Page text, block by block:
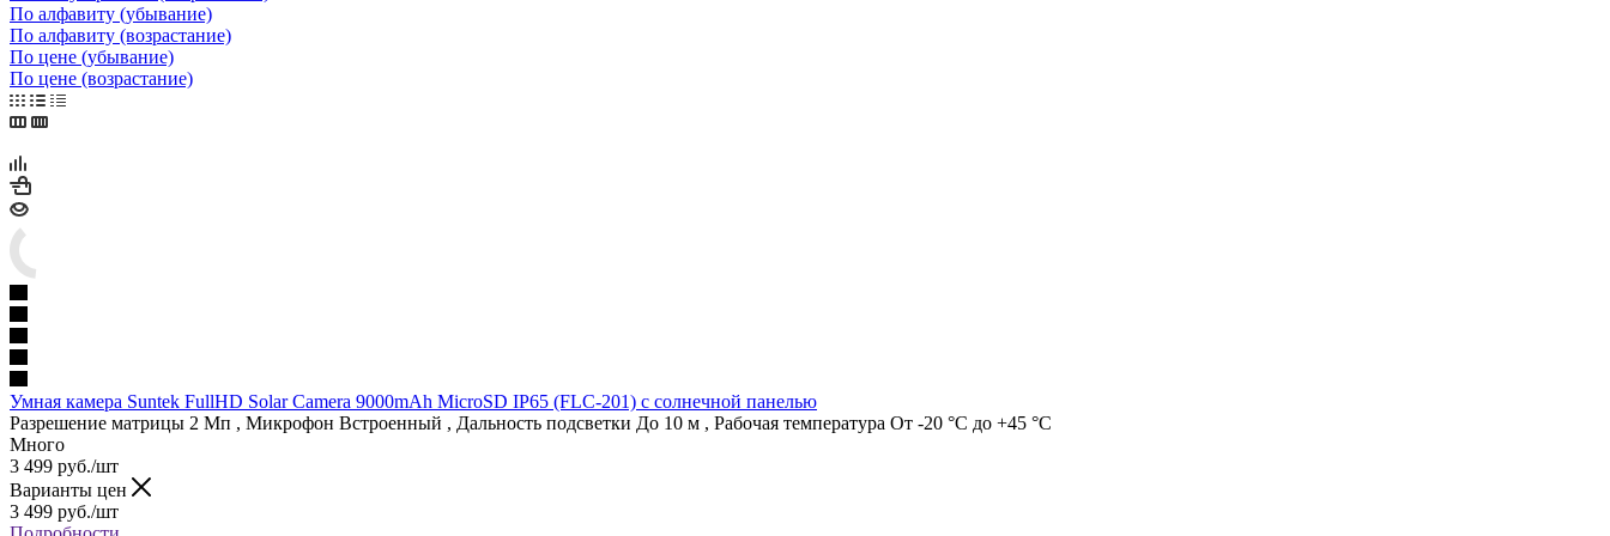
По алфавиту (убывание)
По алфавиту (возрастание)
По цене (убывание)
По цене (возрастание)
Умная камера Suntek FullHD Solar Camera 9000mAh MicroSD IP65 (FLC-201) с солнечной панелью
Разрешение матрицы 2 Мп , Микрофон Встроенный , Дальность подсветки До 10 м , Рабочая температура От -20 °C до +45 °C
Много
3 499 руб./шт
Варианты цен
3 499 руб./шт